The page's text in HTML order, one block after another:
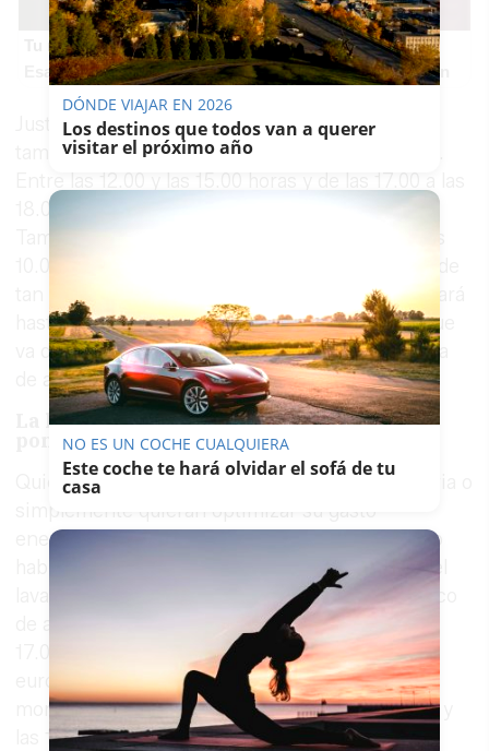
Tu memoria y la música
Esa canción antigua que no olvidas tiene una explicación
Justo antes y después de ese mínimo, el precio
también será irrelevante en términos prácticos.
Entre las 12.00 y las 15.00 horas y de las 17.00 a las
18.00, el coste se quedará en 0,00 euros/MWh.
Tampoco habrá que rascarse el bolsillo entre las
tan solo 0,90 euros/MWh, y de 11.00 a 12.00 bajará
hasta 0,01 euros/MWh. En conjunto, la franja que
va de las 10.00 a las 18.00 horas forma la ventana
de ahorro más clara de este viernes.
La lavadora, el lavavajillas y el horno:
ponlos entre las 15.00 y las 17.00
Quienes tengan tarifa con discriminación horaria o
simplemente quieran optimizar su gasto
energético tienen ante sí una oportunidad poco
habitual. La mejor hora para poner la lavadora, el
lavavajillas, el horno o cualquier electrodoméstico
de alto consumo será el tramo de las 15.00 a las
17.00 horas, con ese precio mínimo de -0,01
euros/MWh. Si no es posible ajustarse a ese
momento exacto, cualquier hora entre las 12.00 y
las 18.00 será igualmente muy ventajosa, con
DÓNDE VIAJAR EN 2026
Los destinos que todos van a querer
visitar el próximo año
NO ES UN COCHE CUALQUIERA
Este coche te hará olvidar el sofá de tu
casa